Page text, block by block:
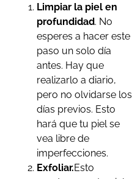
Limpiar la piel en
profundidad. No
esperes a hacer este
paso un solo día
antes. Hay que
realizarlo a diario,
pero no olvidarse los
días previos. Esto
hará que tu piel se
vea libre de
imperfecciones.
Exfoliar.Esto